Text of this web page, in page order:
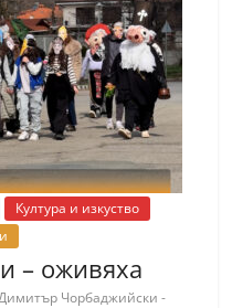
Култура и изкуство
– оживяха
Чорбаджийски -